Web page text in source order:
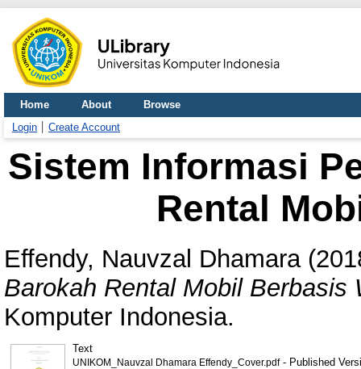
Home About
Browse
Login
Create Account
Sistem Informasi
Rental
Effendy, Nauvzal Dhamara
Barokah Rental Mobil Berbasis
Komputer Indonesia.
Text
UNIKOM_Nauvzal Dhamara Effendy_Cover.pdf- Published